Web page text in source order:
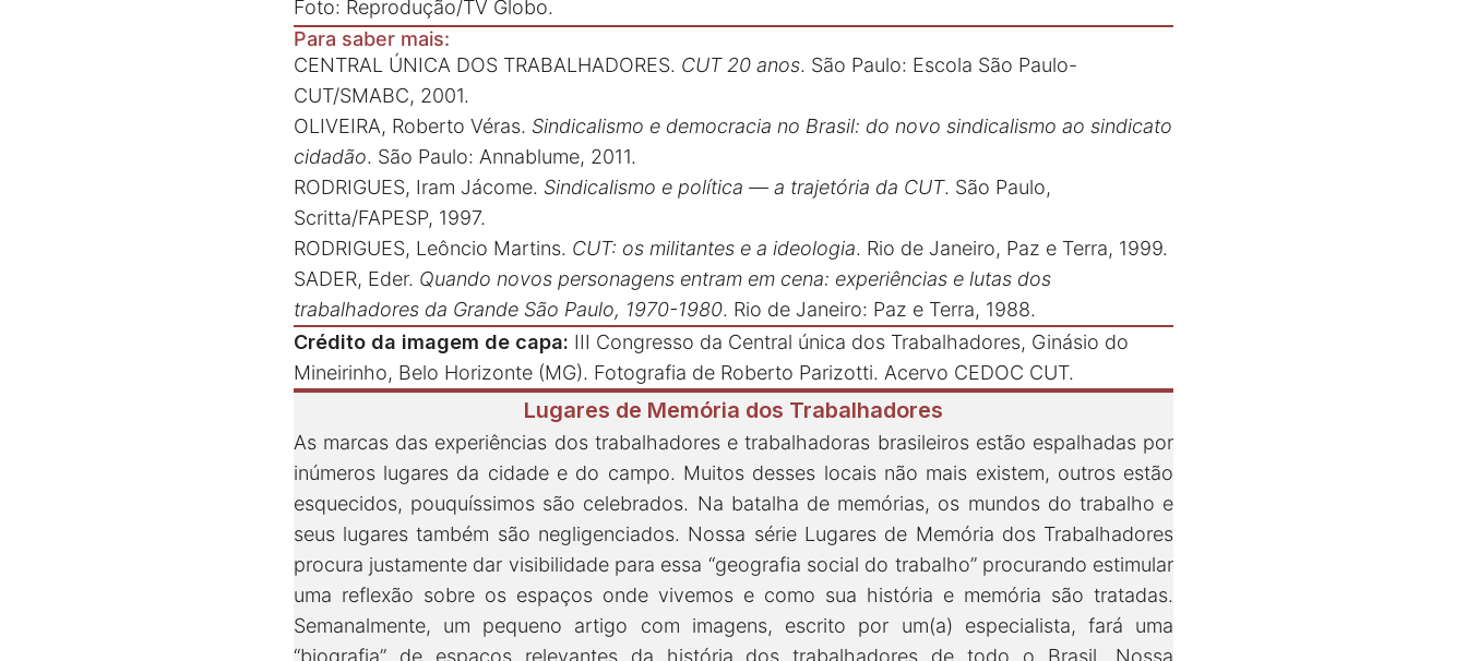
Foto: Reprodução/TV Globo.
Para saber mais:
CENTRAL ÚNICA DOS TRABALHADORES. CUT 20 anos. São Paulo: Escola São Paulo-
CUT/SMABC, 2001.
OLIVEIRA, Roberto Véras. Sindicalismo e democracia no Brasil: do novo sindicalismo ao sindicato
cidadão. São Paulo: Annablume, 2011.
RODRIGUES, Iram Jácome. Sindicalismo e política — a trajetória da CUT. São Paulo,
Scritta/FAPESP, 1997.
RODRIGUES, Leôncio Martins. CUT: os militantes e a ideologia. Rio de Janeiro, Paz e Terra, 1999.
SADER, Eder. Quando novos personagens entram em cena: experiências e lutas dos
trabalhadores da Grande São Paulo, 1970-1980. Rio de Janeiro: Paz e Terra, 1988.
Crédito da imagem de capa: III Congresso da Central única dos Trabalhadores, Ginásio do
Mineirinho, Belo Horizonte (MG). Fotografia de Roberto Parizotti. Acervo CEDOC CUT.
Lugares de Memória dos Trabalhadores
As marcas das experiências dos trabalhadores e trabalhadoras brasileiros estão espalhadas por
inúmeros lugares da cidade e do campo. Muitos desses locais não mais existem, outros estão
esquecidos, pouquíssimos são celebrados. Na batalha de memórias, os mundos do trabalho e
seus lugares também são negligenciados. Nossa série Lugares de Memória dos Trabalhadores
procura justamente dar visibilidade para essa “geografia social do trabalho” procurando estimular
uma reflexão sobre os espaços onde vivemos e como sua história e memória são tratadas.
Semanalmente, um pequeno artigo com imagens, escrito por um(a) especialista, fará uma
“biografia” de espaços relevantes da história dos trabalhadores de todo o Brasil. Nossa